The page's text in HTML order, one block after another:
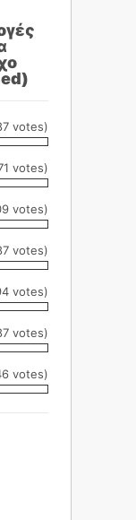
votes)
votes)
votes)
votes)
votes)
votes)
votes)